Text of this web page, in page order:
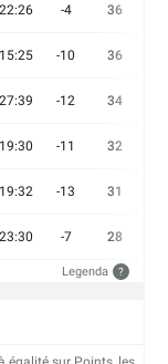
22:26 -4 36
15:25 -10 36
27:39 -12 34
19:30 -11 32
19:32 -13 31
23:30 -7 28
Legenda ?